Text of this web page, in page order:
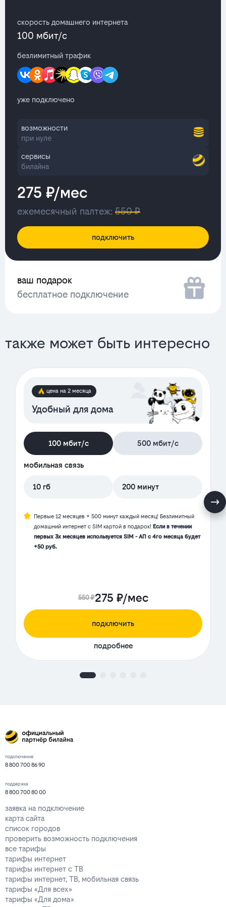
скорость домашнего интернета
100 мбит/с
безлимитный трафик
уже подключено
возможности
при нуле
сервисы
билайна
275 ₽/мес
ежемесячный палтеж: 550 ₽
подключить
ваш подарок
бесплатное подключение
также может быть интересно
цена на 2 месяца
Удобный для дома
100 мбит/с 500 мбит/с
мобильная связь
10 гб 200 минут
Первые 12 месяцев + 500 минут каждый месяц! Безлимитный
домашний интернет с SIM картой в подарок! Если в течении
первых 3х месяцев используется SIM - АП с 4го месяца будет
+50 руб.
550 ₽275 ₽/мес
подключить
подробнее
подключение
8 800 700 86 90
поддержка
8 800 700 80 00
заявка на подключение
карта сайта
список городов
проверить возможность подключения
все тарифы
тарифы интернет
тарифы интернет с ТВ
тарифы интернет, ТВ, мобильная связь
тарифы «Для всех»
тарифы «Для дома»